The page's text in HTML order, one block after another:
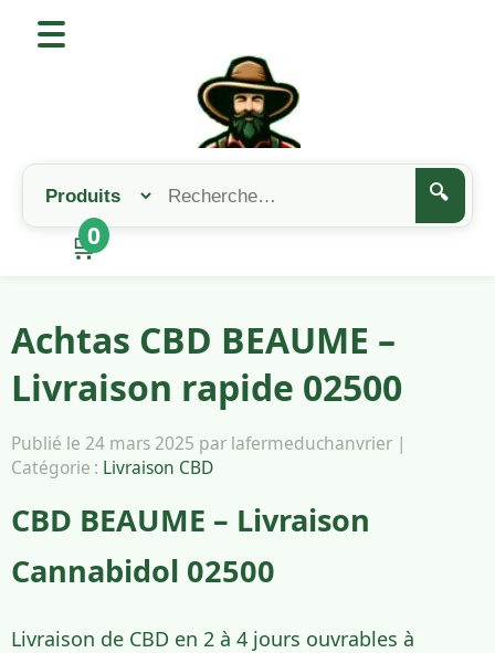
🔍
🛒
0
Achtas CBD BEAUME –
Livraison rapide 02500
Publié le 24 mars 2025 par lafermeduchanvrier |
Catégorie : Livraison CBD
CBD BEAUME – Livraison
Cannabidol 02500
Livraison de CBD en 2 à 4 jours ouvrables à